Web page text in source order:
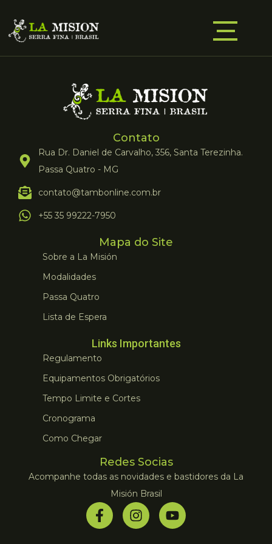
Contato
Rua Dr. Daniel de Carvalho, 356, Santa Terezinha.
Passa Quatro - MG
contato@tambonline.com.br
+55 35 99222-7950
Mapa do Site
Sobre a La Misión
Modalidades
Passa Quatro
Lista de Espera
Links Importantes
Regulamento
Equipamentos Obrigatórios
Tempo Limite e Cortes
Cronograma
Como Chegar
Redes Socias
Acompanhe todas as novidades e bastidores da La
Misión Brasil